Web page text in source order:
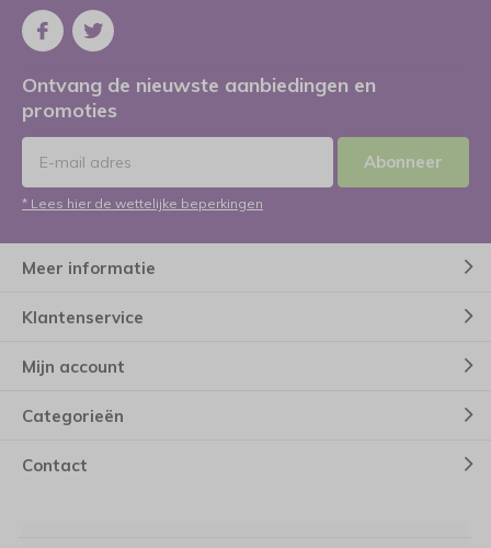
Ontvang de nieuwste aanbiedingen en
promoties
Abonneer
* Lees hier de wettelijke beperkingen
Meer informatie
Klantenservice
Mijn account
Categorieën
Contact